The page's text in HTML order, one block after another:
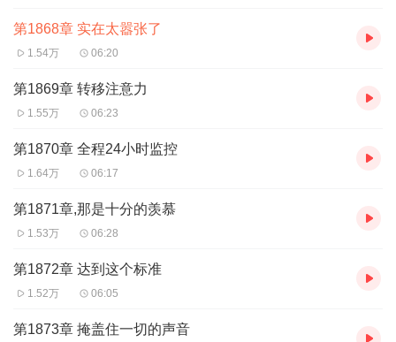
第1868章 实在太嚣张了
1.54万 06:20
第1869章 转移注意力
1.55万 06:23
第1870章 全程24小时监控
1.64万 06:17
第1871章,那是十分的羡慕
1.53万 06:28
第1872章 达到这个标准
1.52万 06:05
第1873章 掩盖住一切的声音